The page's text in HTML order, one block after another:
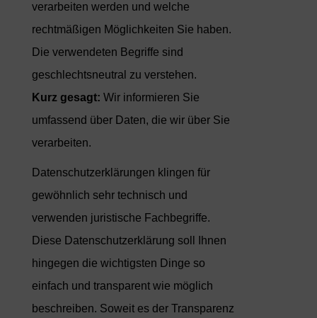
verarbeiten werden und welche
rechtmäßigen Möglichkeiten Sie haben.
Die verwendeten Begriffe sind
geschlechtsneutral zu verstehen.
Kurz gesagt: Wir informieren Sie
umfassend über Daten, die wir über Sie
verarbeiten.
Datenschutzerklärungen klingen für
gewöhnlich sehr technisch und
verwenden juristische Fachbegriffe.
Diese Datenschutzerklärung soll Ihnen
hingegen die wichtigsten Dinge so
einfach und transparent wie möglich
beschreiben. Soweit es der Transparenz